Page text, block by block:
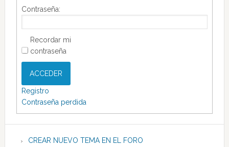
Contraseña:
Recordar mi
contraseña
ACCEDER
Registro
Contraseña perdida
CREAR NUEVO TEMA EN EL FORO